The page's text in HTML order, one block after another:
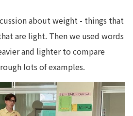
about weight - things that
are light. Then we used words
and lighter to compare
lots of examples.